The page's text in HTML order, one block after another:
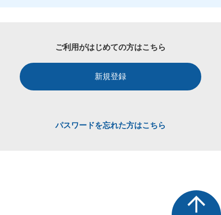
ご利用がはじめての方はこちら
新規登録
パスワードを忘れた方はこちら